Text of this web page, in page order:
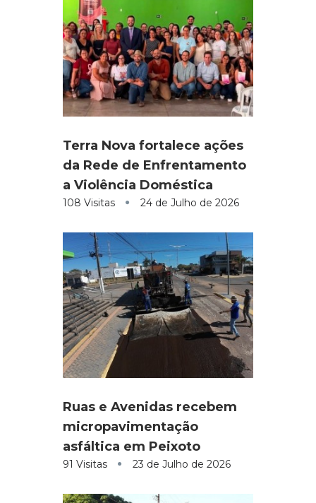
Terra Nova fortalece ações
da Rede de Enfrentamento
a Violência Doméstica
108 Visitas 24 de Julho de 2026
Ruas e Avenidas recebem
micropavimentação
asfáltica em Peixoto
91 Visitas 23 de Julho de 2026